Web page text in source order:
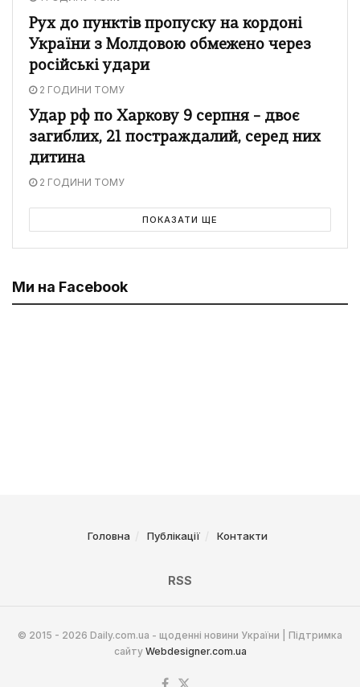
Рух до пунктів пропуску на кордоні
України з Молдовою обмежено через
російські удари
2 ГОДИНИ ТОМУ
Удар рф по Харкову 9 серпня – двоє
загиблих, 21 постраждалий, серед них
дитина
2 ГОДИНИ ТОМУ
ПОКАЗАТИ ЩЕ
Ми на Facebook
Головна Публікації Контакти
RSS
© 2015 - 2026 Daily.com.ua - щоденні новини України | Підтримка
сайту Webdesigner.com.ua